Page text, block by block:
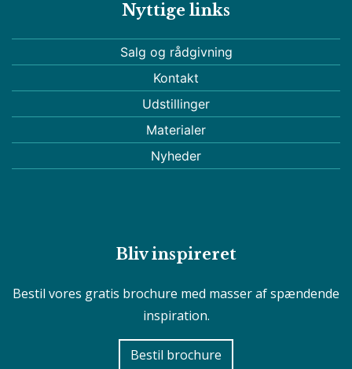
Nyttige links
Salg og rådgivning
Kontakt
Udstillinger
Materialer
Nyheder
Bliv inspireret
Bestil vores gratis brochure med masser af spændende
inspiration.
Bestil brochure